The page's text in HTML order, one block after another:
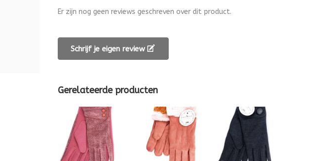
Er zijn nog geen reviews geschreven over dit product.
Schrijf je eigen review
Gerelateerde producten